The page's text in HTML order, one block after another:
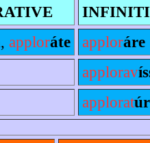
, apploráte apploráre
applorav
applorat